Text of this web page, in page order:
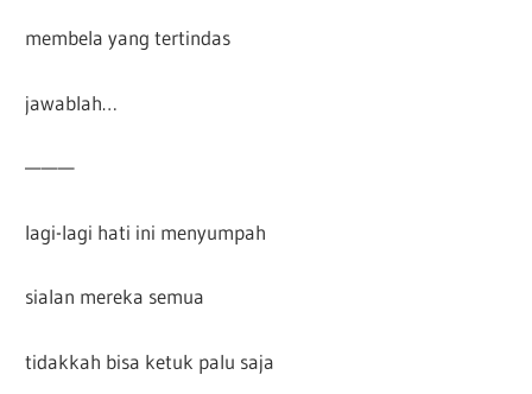
membela yang tertindas
jawablah…
———
lagi-lagi hati ini menyumpah
sialan mereka semua
tidakkah bisa ketuk palu saja